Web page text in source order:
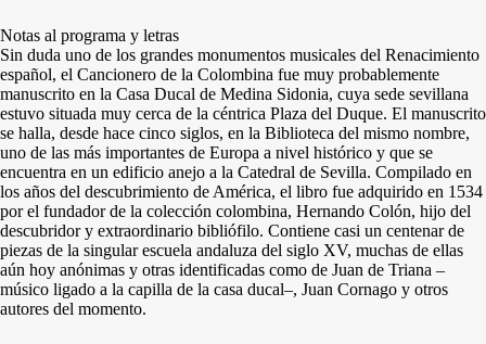
Notas al programa y letras
Sin duda uno de los grandes monumentos musicales del Renacimiento
español, el Cancionero de la Colombina fue muy probablemente
manuscrito en la Casa Ducal de Medina Sidonia, cuya sede sevillana
estuvo situada muy cerca de la céntrica Plaza del Duque. El manuscrito
se halla, desde hace cinco siglos, en la Biblioteca del mismo nombre,
uno de las más importantes de Europa a nivel histórico y que se
encuentra en un edificio anejo a la Catedral de Sevilla. Compilado en
los años del descubrimiento de América, el libro fue adquirido en 1534
por el fundador de la colección colombina, Hernando Colón, hijo del
descubridor y extraordinario bibliófilo. Contiene casi un centenar de
piezas de la singular escuela andaluza del siglo XV, muchas de ellas
aún hoy anónimas y otras identificadas como de Juan de Triana –
músico ligado a la capilla de la casa ducal–, Juan Cornago y otros
autores del momento.